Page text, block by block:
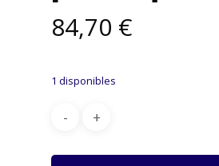
84,70 €
1 disponibles